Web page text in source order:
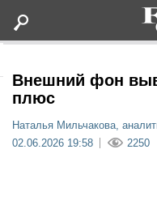
Статьи
Внешний фон
плюс
Наталья Мильчакова,
02.06.2026 19:58
2250